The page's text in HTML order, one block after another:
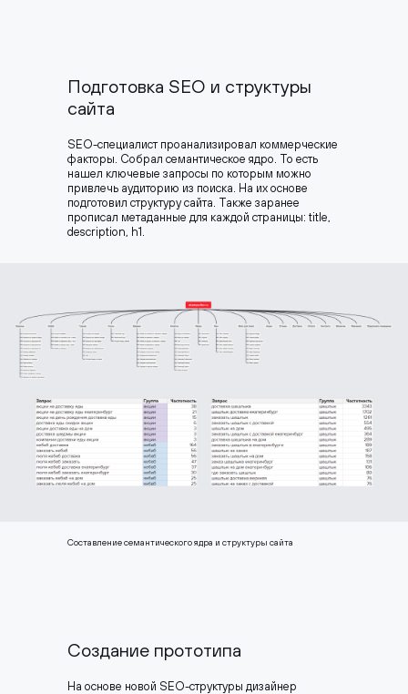
Подготовка SEO и структуры
сайта
SEO-специалист проанализировал коммерческие
факторы. Собрал семантическое ядро. То есть
нашел ключевые запросы по которым можно
привлечь аудиторию из поиска. На их основе
подготовил структуру сайта. Также заранее
прописал метаданные для каждой страницы: title,
description, h1.
Составление семантического ядра и структуры сайта
Создание прототипа
На основе новой SEO-структуры дизайнер